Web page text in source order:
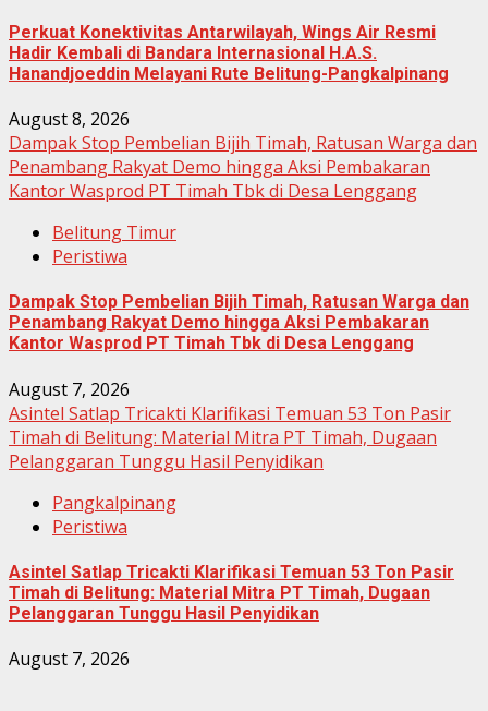
Perkuat Konektivitas Antarwilayah, Wings Air Resmi
Hadir Kembali di Bandara Internasional H.A.S.
Hanandjoeddin Melayani Rute Belitung-Pangkalpinang
August 8, 2026
Dampak Stop Pembelian Bijih Timah, Ratusan Warga dan
Penambang Rakyat Demo hingga Aksi Pembakaran
Kantor Wasprod PT Timah Tbk di Desa Lenggang
Belitung Timur
Peristiwa
Dampak Stop Pembelian Bijih Timah, Ratusan Warga dan
Penambang Rakyat Demo hingga Aksi Pembakaran
Kantor Wasprod PT Timah Tbk di Desa Lenggang
August 7, 2026
Asintel Satlap Tricakti Klarifikasi Temuan 53 Ton Pasir
Timah di Belitung: Material Mitra PT Timah, Dugaan
Pelanggaran Tunggu Hasil Penyidikan
Pangkalpinang
Peristiwa
Asintel Satlap Tricakti Klarifikasi Temuan 53 Ton Pasir
Timah di Belitung: Material Mitra PT Timah, Dugaan
Pelanggaran Tunggu Hasil Penyidikan
August 7, 2026